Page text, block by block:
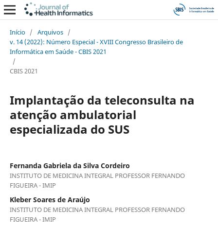
Início / Arquivos /
v. 14 (2022): Número Especial - XVIII Congresso Brasileiro de
Informática em Saúde - CBIS 2021
/
CBIS 2021
Implantação da teleconsulta na
atenção ambulatorial
especializada do SUS
Fernanda Gabriela da Silva Cordeiro
INSTITUTO DE MEDICINA INTEGRAL PROFESSOR FERNANDO
FIGUEIRA - IMIP
Kleber Soares de Araújo
INSTITUTO DE MEDICINA INTEGRAL PROFESSOR FERNANDO
FIGUEIRA - IMIP